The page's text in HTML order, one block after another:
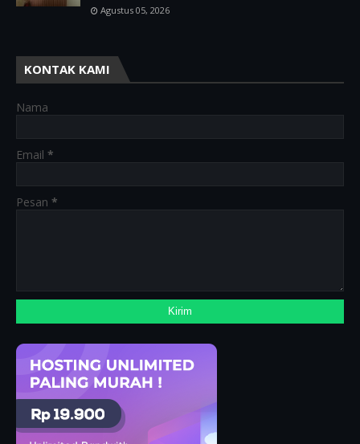
Agustus 05, 2026
KONTAK KAMI
Nama
Email *
Pesan *